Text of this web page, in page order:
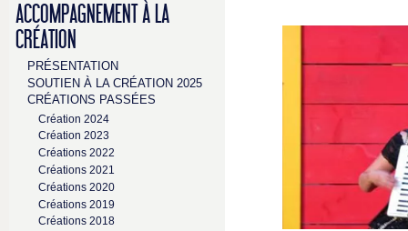
ACCOMPAGNEMENT À LA
CRÉATION
PRÉSENTATION
SOUTIEN À LA CRÉATION 2025
CRÉATIONS PASSÉES
Création 2024
Création 2023
Créations 2022
Créations 2021
Créations 2020
Créations 2019
Créations 2018